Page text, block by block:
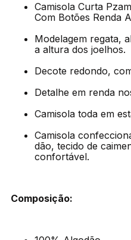
Camisola Curta
Com Botões Renda
Modelagem regata,
a altura dos joelhos.
Decote redondo,
Detalhe em renda
Camisola toda em
Camisola
dão, tecido de
confortável.
Composição: